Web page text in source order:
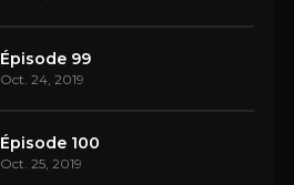
Épisode 99
Oct. 24, 2019
Épisode 100
Oct. 25, 2019